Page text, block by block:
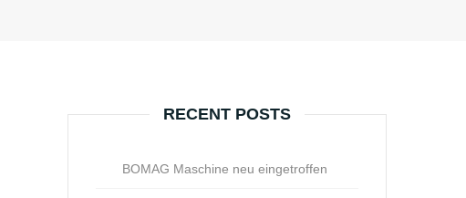
RECENT POSTS
BOMAG Maschine neu eingetroffen